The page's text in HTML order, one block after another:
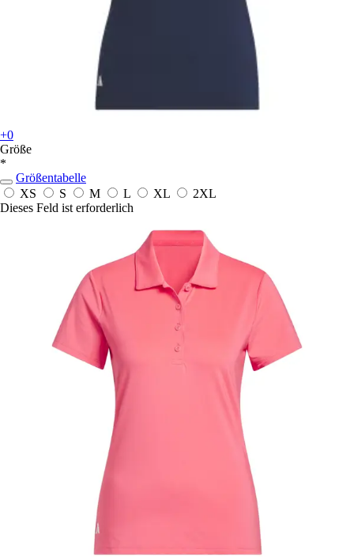
+0
Größe
*
Größentabelle
XS
S M L XL
2XL
Dieses Feld ist erforderlich